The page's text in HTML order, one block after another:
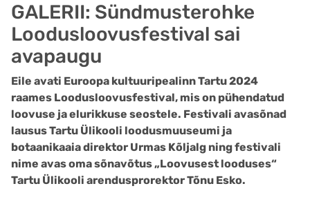
GALERII: Sündmusterohke
Loodusloovusfestival sai
avapaugu
Eile avati Euroopa kultuuripealinn Tartu 2024
raames Loodusloovusfestival, mis on pühendatud
loovuse ja elurikkuse seostele. Festivali avasõnad
lausus Tartu Ülikooli loodusmuuseumi ja
botaanikaaia direktor Urmas Kõljalg ning festivali
nime avas oma sõnavõtus „Loovusest looduses“
Tartu Ülikooli arendusprorektor Tõnu Esko.